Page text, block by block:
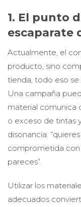
1. El punto
escaparate
Actualmente, el
producto, sino
tienda, todo eso
Una campaña
material comunica
o exceso de tintas
disonancia:
comprometida
pareces”.
Utilizar los
adecuados